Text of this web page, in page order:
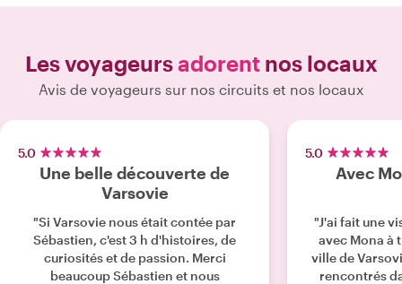
Les voyageursadorentnos locaux
Avis de voyageurs sur nos circuits et nos locaux
5.0
Une belle découverte de
Varsovie
"Si Varsovie nous était contée par
Sébastien, c'est 3 h d'histoires, de
curiosités et de passion. Merci
beaucoup Sébastien et nous
5.0
Avec
"J'ai fait une
avec Mona à
ville de
rencontrés